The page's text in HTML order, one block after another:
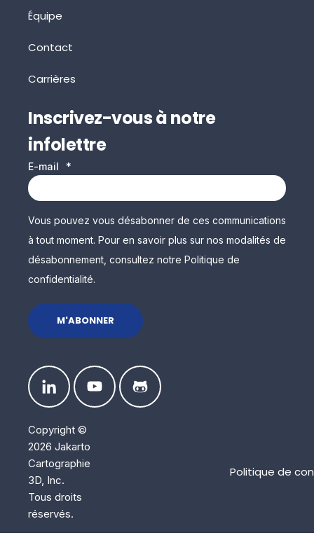
Équipe
Contact
Carrières
Inscrivez-vous à notre
infolettre
E-mail *
Vous pouvez vous désabonner de ces communications
à tout moment. Pour en savoir plus sur nos modalités de
désabonnement, consultez notre Politique de
confidentialité.
Copyright ©
2026 Jakarto
Cartographie
3D, Inc.
Tous droits
réservés.
Politique de